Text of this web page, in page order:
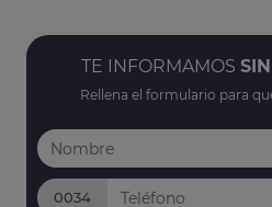
TE INFORMAMOS
Rellena el formulario para
0034